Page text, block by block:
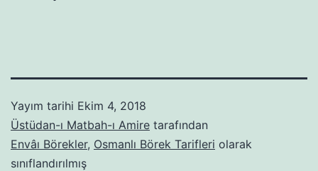
Yayım tarihi Ekim 4, 2018
Üstüdan-ı Matbah-ı Amire tarafından
Envâı Börekler, Osmanlı Börek Tarifleri olarak
sınıflandırılmış